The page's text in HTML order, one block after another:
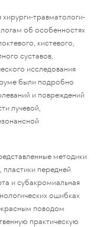
травматологи-
об особенностях
кистевого,
суставов,
исследования
были подробно
и повреждений
лучевой,
методики
пластики передней
и субакромиальная
ошибках
поводом
практическую